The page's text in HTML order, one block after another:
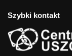
Szybki kontakt